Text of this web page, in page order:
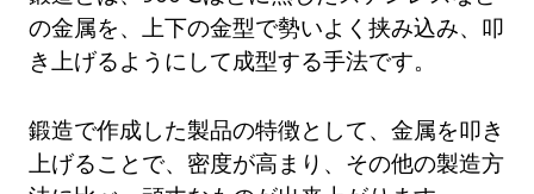
の金属を、上下の金型で勢いよく挟み込み、叩
き上げるようにして成型する手法です。
鍛造で作成した製品の特徴として、金属を叩き
上げることで、密度が高まり、その他の製造方